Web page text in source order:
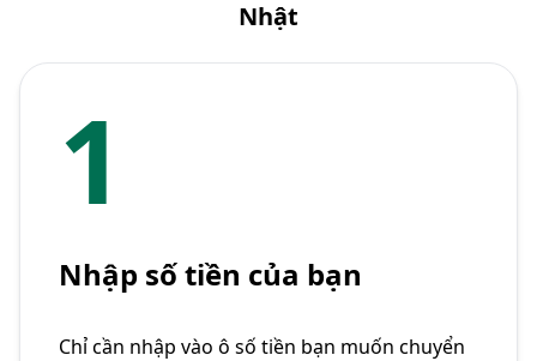
Nhật
1
Nhập số tiền của bạn
Chỉ cần nhập vào ô số tiền bạn muốn chuyển